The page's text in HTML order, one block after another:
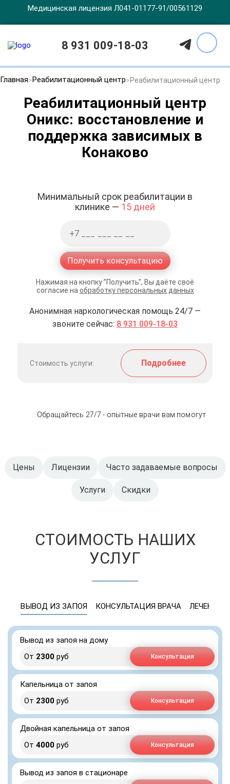
Медицинская лицензия Л041-01177-91/00561129
8 931 009-18-03
Главная Реабилитационный центр Реабилитационный центр
Реабилитационный центр
Оникс: восстановление и
поддержка зависимых в
Конаково
Минимальный срок реабилитации в
клинике — 15 дней
Получить консультацию
Нажимая на кнопку ”Получить”, Вы даёте своё
согласие на обработку персональных данных
Анонимная наркологическая помощь 24/7 —
звоните сейчас: 8 931 009-18-03
Стоимость услуги: Подробнее
Обращайтесь 27/7 - опытные врачи вам помогут
Цены Лицензии Часто задаваемые вопросы
Услуги Скидки
СТОИМОСТЬ НАШИХ
УСЛУГ
ВЫВОД ИЗ ЗАПОЯ КОНСУЛЬТАЦИЯ ВРАЧА ЛЕЧЕНИЕ
Вывод из запоя на дому
От 2300 руб Консультация
Капельница от запоя
От 2300 руб Консультация
Двойная капельница от запоя
От 4000 руб Консультация
Вывод из запоя в стационаре